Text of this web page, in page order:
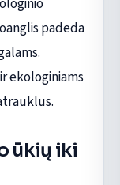
padeda
ekologiniams
ūkių iki